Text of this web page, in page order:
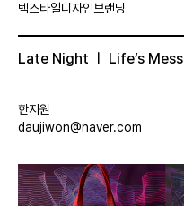
텍스타일디자인브랜딩
Late Night ㅣ Life’s Mess
한지원
daujiwon@naver.com